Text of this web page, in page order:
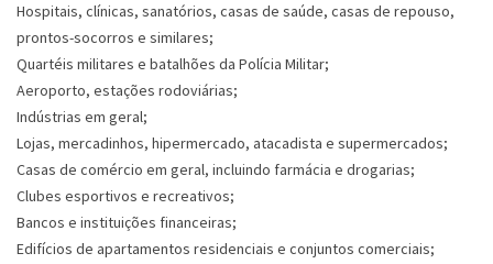
Hospitais, clínicas, sanatórios, casas de saúde, casas de repouso,
prontos-socorros e similares;
Quartéis militares e batalhões da Polícia Militar;
Aeroporto, estações rodoviárias;
Indústrias em geral;
Lojas, mercadinhos, hipermercado, atacadista e supermercados;
Casas de comércio em geral, incluindo farmácia e drogarias;
Clubes esportivos e recreativos;
Bancos e instituições financeiras;
Edifícios de apartamentos residenciais e conjuntos comerciais;